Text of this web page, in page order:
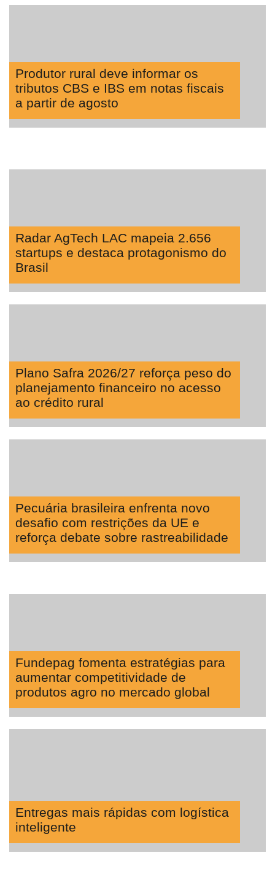
Way
CHB
Produtor rural deve informar os
tributos CBS e IBS em notas fiscais
a partir de agosto
Radar AgTech LAC mapeia 2.656
startups e destaca protagonismo do
Brasil
Plano Safra 2026/27 reforça peso do
planejamento financeiro no acesso
ao crédito rural
Pecuária brasileira enfrenta novo
desafio com restrições da UE e
reforça debate sobre rastreabilidade
Fundepag fomenta estratégias para
aumentar competitividade de
produtos agro no mercado global
Entregas mais rápidas com logística
inteligente